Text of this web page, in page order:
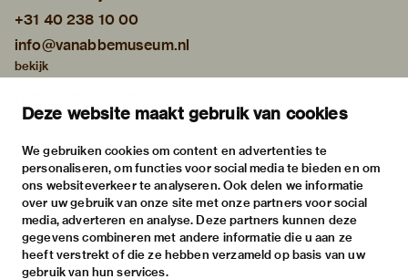
Deze website maakt gebruik van cookies
We gebruiken cookies om content en advertenties te
personaliseren, om functies voor social media te bieden en om
ons websiteverkeer te analyseren. Ook delen we informatie
over uw gebruik van onze site met onze partners voor social
media, adverteren en analyse. Deze partners kunnen deze
gegevens combineren met andere informatie die u aan ze
heeft verstrekt of die ze hebben verzameld op basis van uw
gebruik van hun services.
+31 40 238 10 00
info@vanabbemuseum.nl
bekijk
activiteiten
praktische informatie
over
het museum
de collectie
fondsen & partners